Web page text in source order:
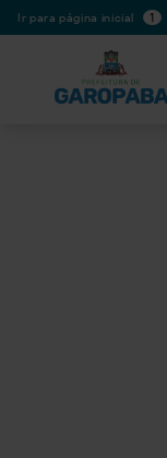
Ir para página inicial 1